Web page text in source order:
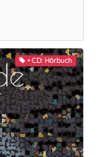
• CD: Hörbuch